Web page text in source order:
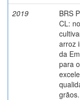
2019
BRS
CL:
arroz
da
para
grãos.